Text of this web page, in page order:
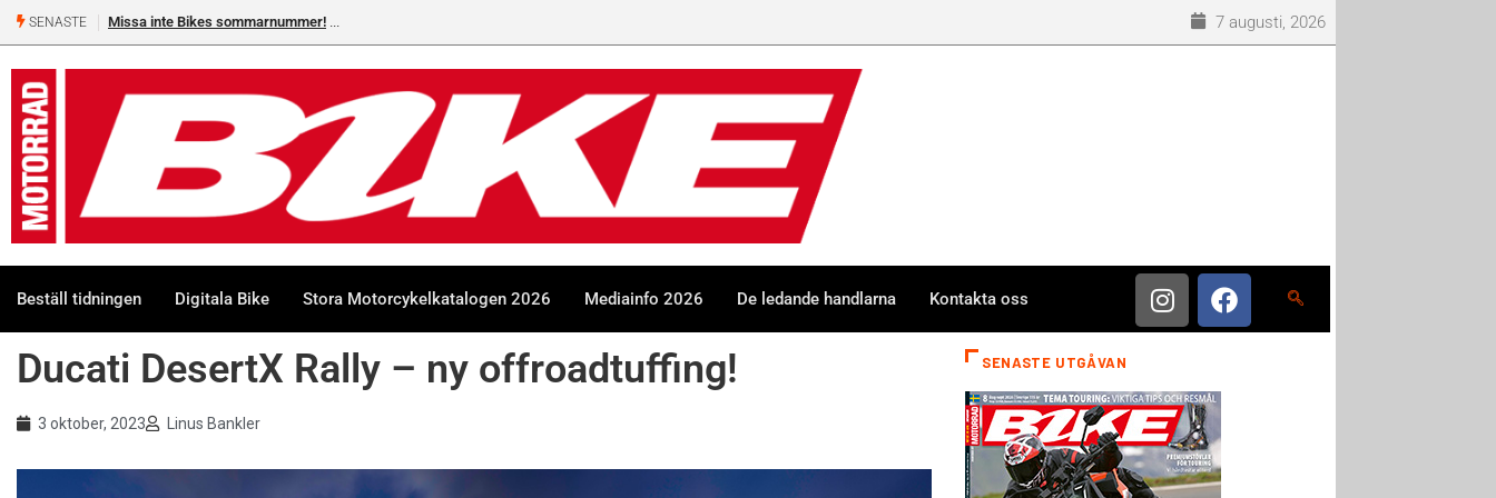
SENASTE Shelby Turner, klar för GGN 7 augusti, 2026
Beställ tidningen Digitala Bike Stora Motorcykelkatalogen 2026 Mediainfo 2026 De ledande handlarna Kontakta oss
Ducati DesertX Rally – ny offroadtuffing!
3 oktober, 2023 Linus Bankler
SENASTE UTGÅVAN